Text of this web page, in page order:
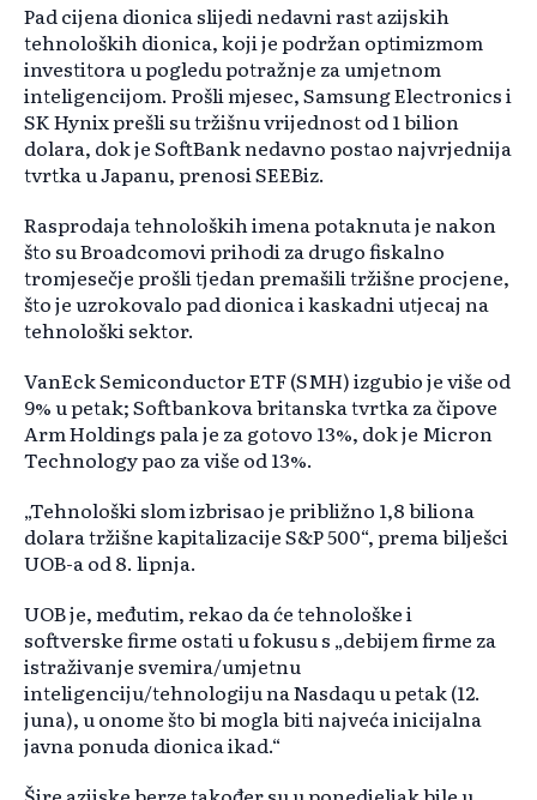
Pad cijena dionica slijedi nedavni rast azijskih
tehnoloških dionica, koji je podržan optimizmom
investitora u pogledu potražnje za umjetnom
inteligencijom. Prošli mjesec, Samsung Electronics i
SK Hynix prešli su tržišnu vrijednost od 1 bilion
dolara, dok je SoftBank nedavno postao najvrjednija
tvrtka u Japanu, prenosi SEEBiz.
Rasprodaja tehnoloških imena potaknuta je nakon
što su Broadcomovi prihodi za drugo fiskalno
tromjesečje prošli tjedan premašili tržišne procjene,
što je uzrokovalo pad dionica i kaskadni utjecaj na
tehnološki sektor.
VanEck Semiconductor ETF (SMH) izgubio je više od
9% u petak; Softbankova britanska tvrtka za čipove
Arm Holdings pala je za gotovo 13%, dok je Micron
Technology pao za više od 13%.
„Tehnološki slom izbrisao je približno 1,8 biliona
dolara tržišne kapitalizacije S&P 500“, prema bilješci
UOB-a od 8. lipnja.
UOB je, međutim, rekao da će tehnološke i
softverske firme ostati u fokusu s „debijem firme za
istraživanje svemira/umjetnu
inteligenciju/tehnologiju na Nasdaqu u petak (12.
juna), u onome što bi mogla biti najveća inicijalna
javna ponuda dionica ikad.“